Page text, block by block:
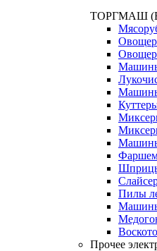
ТОРГМАШ
Машины
Пилы
Машины
Прочее